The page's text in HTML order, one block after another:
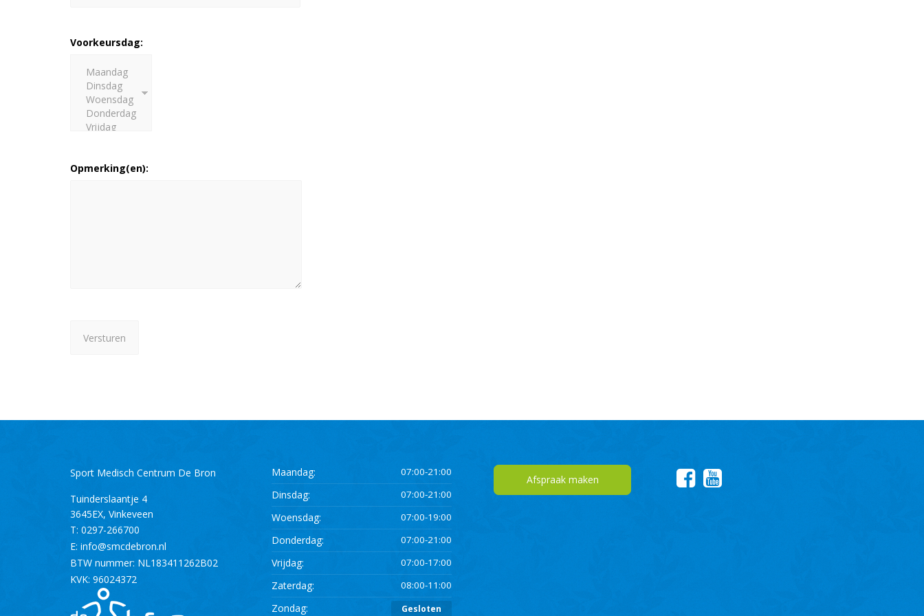
Voorkeursdag:
Opmerking(en):
Sport Medisch Centrum De Bron
Tuinderslaantje 4
3645EX, Vinkeveen
T: 0297-266700
E: info@smcdebron.nl
BTW nummer: NL183411262B02
KVK: 96024372
Maandag: 07:00-21:00
Dinsdag: 07:00-21:00
Woensdag: 07:00-19:00
Donderdag: 07:00-21:00
Vrijdag: 07:00-17:00
Zaterdag: 08:00-11:00
Zondag: Gesloten
Afspraak maken